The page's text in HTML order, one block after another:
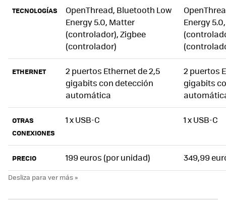
TECNOLOGÍAS
OpenThread, Bluetooth Low
Energy 5.0, Matter
(controlador), Zigbee
(controlador)
Energy
ETHERNET
2 puertos Ethernet de 2,5
gigabits con detección
automática
2 puertos
gigabits
OTRAS
CONEXIONES
1 x USB-C 1 x USB-C
PRECIO 199 euros (por unidad) 349,99